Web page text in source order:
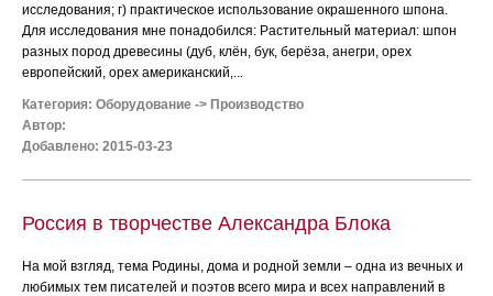
исследования; г) практическое использование окрашенного шпона.
Для исследования мне понадобился: Растительный материал: шпон
разных пород древесины (дуб, клён, бук, берёза, анегри, орех
европейский, орех американский,...
Категория: Оборудование -> Производство
Автор:
Добавлено: 2015-03-23
Россия в творчестве Александра Блока
На мой взгляд, тема Родины, дома и родной земли – одна из вечных и
любимых тем писателей и поэтов всего мира и всех направлений в